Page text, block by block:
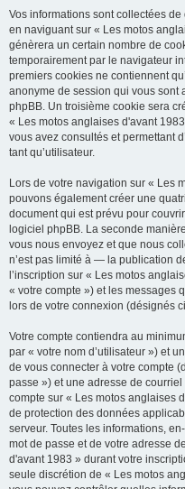
Vos informations sont collectées
en naviguant sur « Les motos
génèrera un certain nombre de
temporairement par le navigateur
premiers cookies ne contiennent
anonyme de session qui vous sont
phpBB. Un troisième cookie sera
« Les motos anglaises d'avant
vous avez consultés et permettant
tant qu’utilisateur.
Lors de votre navigation sur « Les
pouvons également créer une
document qui est prévu pour
logiciel phpBB. La seconde
vous nous envoyez et que nous
n’est pas limité à — la publication
l’inscription sur « Les motos
« votre compte ») et les messages
lors de votre connexion (désignés
Votre compte contiendra au
par « votre nom d’utilisateur ») et
de vous connecter à votre compte
passe ») et une adresse de
compte sur « Les motos anglaises
de protection des données
serveur. Toutes les informations,
mot de passe et de votre adresse
d'avant 1983 » durant votre
seule discrétion de « Les motos